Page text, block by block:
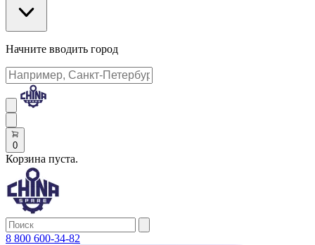
Начните вводить город
0
Корзина пуста.
8 800 600-34-82